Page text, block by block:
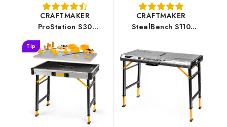
CRAFTMAKER
ProStation S30
Tip
CRAFTMAKER
SteelBench S110